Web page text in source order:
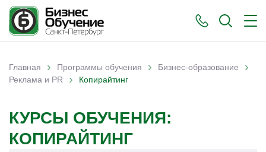
Вы здесь
Главная › Программы обучения › Бизнес-образование ›
Реклама и PR › Копирайтинг
КУРСЫ ОБУЧЕНИЯ:
КОПИРАЙТИНГ